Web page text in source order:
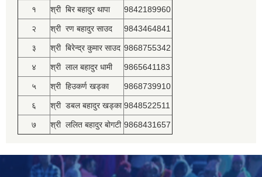
१ श्री बिर बहादुर थापा 9842189960
२ श्री रण बहादुर साउद 9843464841
३ श्री बिरेन्द्र कुमार साउद 9868755342
४ श्री लाल बहादुर धामी 9865641183
५ श्री हिउकर्ण खड्का 9868739910
६ श्री डबल बहादुर खड्का 9848522511
७ श्री ललित बहादुर बोगटी 9868431657